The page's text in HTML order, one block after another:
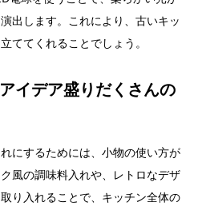
出します。これにより、古いキッ
ててくれることでしょう。
イデア盛りだくさんの
にするためには、小物の使い方が
風の調味料入れや、レトロなデザ
り入れることで、キッチン全体の